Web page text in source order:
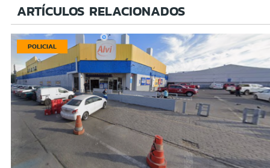
ARTÍCULOS RELACIONADOS
POLICIAL